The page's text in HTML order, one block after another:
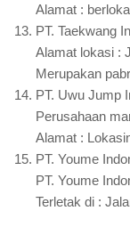
Alamat :
PT. Taekwang
Alamat lokasi :
Merupakan
PT. Uwu Jump
Perusahaan
Alamat :
PT. Youme
PT. Youme
Terletak di :